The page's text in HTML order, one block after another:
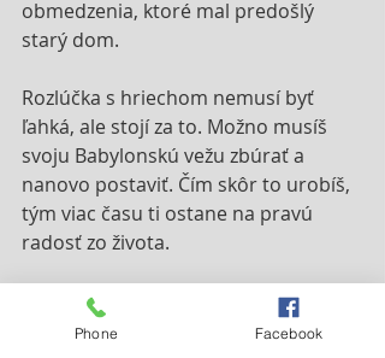
obmedzenia, ktoré mal predošlý
starý dom.
Rozlúčka s hriechom nemusí byť
ľahká, ale stojí za to. Možno musíš
svoju Babylonskú vežu zbúrať a
nanovo postaviť. Čím skôr to urobíš,
tým viac času ti ostane na pravú
radosť zo života.
Phone Facebook